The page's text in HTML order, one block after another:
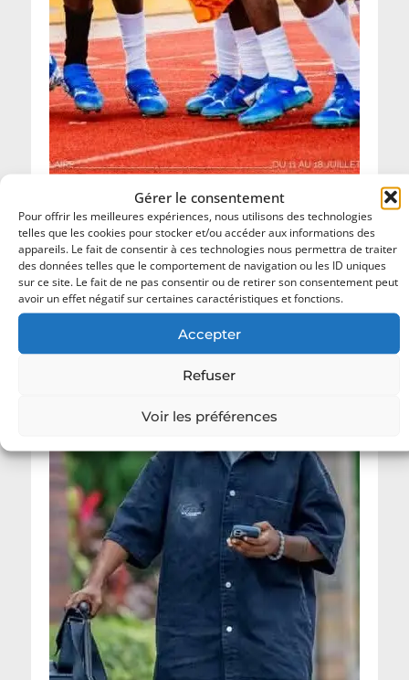
Gérer le consentement
Pour offrir les meilleures expériences, nous utilisons des technologies
telles que les cookies pour stocker et/ou accéder aux informations des
appareils. Le fait de consentir à ces technologies nous permettra de traiter
des données telles que le comportement de navigation ou les ID uniques
sur ce site. Le fait de ne pas consentir ou de retirer son consentement peut
avoir un effet négatif sur certaines caractéristiques et fonctions.
Accepter
Refuser
Voir les préférences
Championnat National Scolaire 2026 : les
champions de football désormais connus.
18 juillet 2026